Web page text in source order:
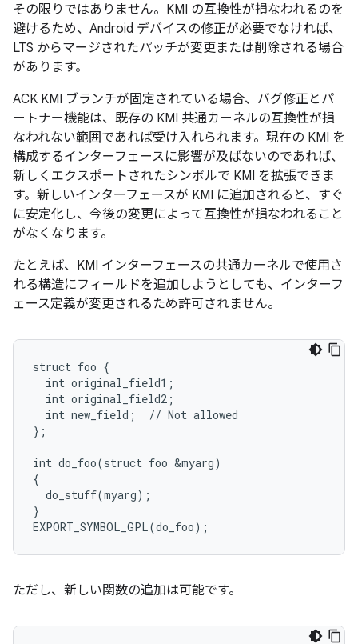
その限りではありません。KMI の互換性が損なわれるのを
避けるため、Android デバイスの修正が必要でなければ、
LTS からマージされたパッチが変更または削除される場合
があります。
ACK KMI ブランチが固定されている場合、バグ修正とパ
ートナー機能は、既存の KMI 共通カーネルの互換性が損
なわれない範囲であれば受け入れられます。現在の KMI を
構成するインターフェースに影響が及ばないのであれば、
新しくエクスポートされたシンボルで KMI を拡張できま
す。新しいインターフェースが KMI に追加されると、すぐ
に安定化し、今後の変更によって互換性が損なわれること
がなくなります。
たとえば、KMI インターフェースの共通カーネルで使用さ
れる構造にフィールドを追加しようとしても、インターフ
ェース定義が変更されるため許可されません。
struct foo {
  int original_field1;
  int original_field2;
  int new_field;  // Not allowed
};
int do_foo(struct foo &myarg)
{
  do_stuff(myarg);
}
ただし、新しい関数の追加は可能です。